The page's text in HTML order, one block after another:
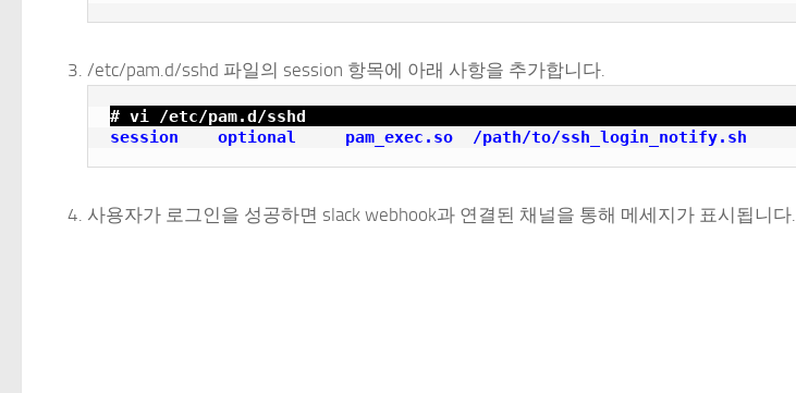
/etc/pam.d/sshd 파일의 session 항목에 아래 사항을 추가합니다.
# vi /etc/pam.d/sshd
session    optional     pam_exec.so  /path/to/ssh_login_notify.sh
사용자가 로그인을 성공하면 slack webhook과 연결된 채널을 통해 메세지가 표시됩니다.